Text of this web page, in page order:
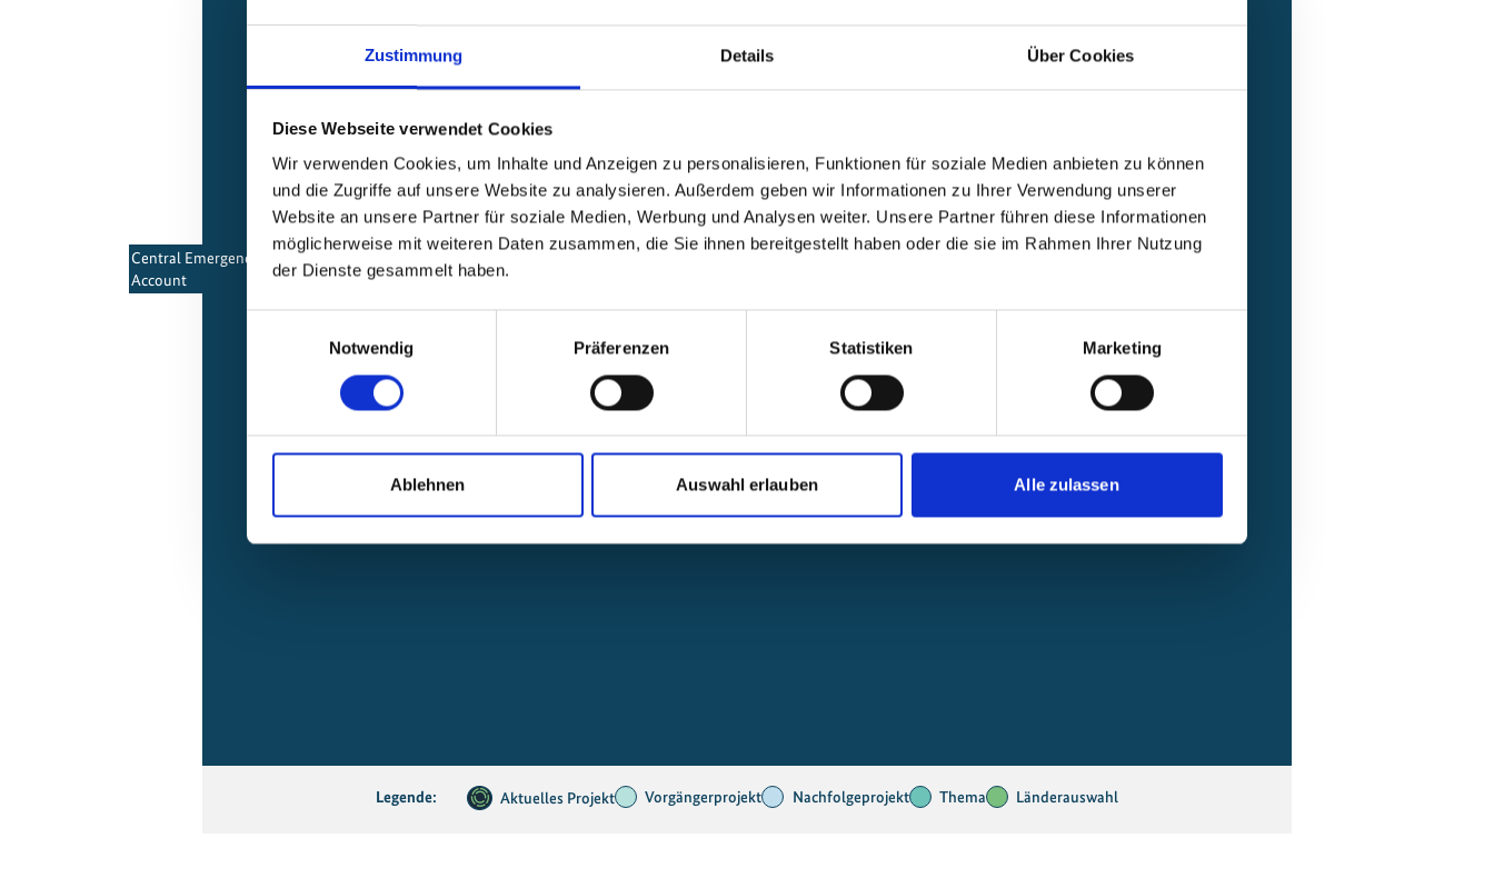
Zustimmung Details Über Cookies
Diese Webseite verwendet Cookies
Wir verwenden Cookies, um Inhalte und Anzeigen zu personalisieren, Funktionen für soziale Medien anbieten zu können
und die Zugriffe auf unsere Website zu analysieren. Außerdem geben wir Informationen zu Ihrer Verwendung unserer
Website an unsere Partner für soziale Medien, Werbung und Analysen weiter. Unsere Partner führen diese Informationen
möglicherweise mit weiteren Daten zusammen, die Sie ihnen bereitgestellt haben oder die sie im Rahmen Ihrer Nutzung
der Dienste gesammelt haben.
Notwendig
Präferenzen Statistiken Marketing
Ablehnen Auswahl erlauben Alle zulassen
Relationen zum Projekt
Central Emergency Response Fund Climate Action
Account
Legende: Aktuelles Projekt Vorgängerprojekt Nachfolgeprojekt Thema Länderauswahl